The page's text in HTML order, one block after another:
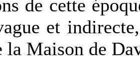
de cette
et
la Maison de